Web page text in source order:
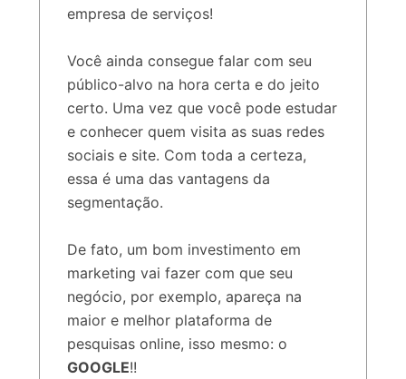
empresa de serviços!
Você ainda consegue falar com seu
público-alvo na hora certa e do jeito
certo. Uma vez que você pode estudar
e conhecer quem visita as suas redes
sociais e site. Com toda a certeza,
essa é uma das vantagens da
segmentação.
De fato, um bom investimento em
marketing vai fazer com que seu
negócio, por exemplo, apareça na
maior e melhor plataforma de
pesquisas online, isso mesmo: o
GOOGLE!!